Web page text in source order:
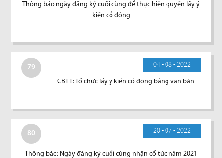
Thông báo ngày đăng ký cuối cùng để thực hiện quyền lấy ý
kiến cổ đông
79 04 - 08 - 2022
CBTT: Tổ chức lấy ý kiến cổ đông bằng văn bản
80 20 - 07 - 2022
Thông báo: Ngày đăng ký cuối cùng nhận cổ tức năm 2021